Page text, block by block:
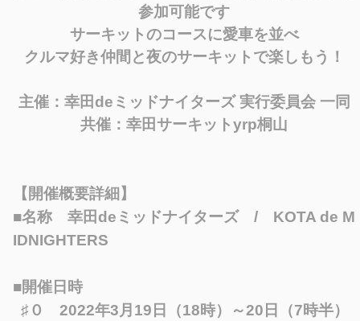
参加可能です
サーキットのコースに愛車を並べ
クルマ好き仲間と夜のサーキットで楽しもう！
主催：幸田deミッドナイターズ 実行委員会 一同
共催：幸田サーキットyrp桐山
【開催概要詳細】
■名称 幸田deミッドナイターズ / KOTA de M
IDNIGHTERS
■開催日時
♯０ 2022年3月19日（18時）～20日（7時半）